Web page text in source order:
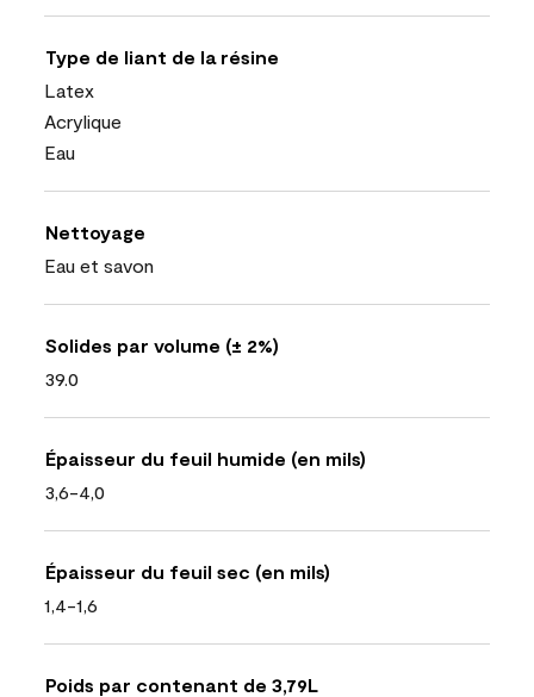
Type de liant de la résine
Latex
Acrylique
Eau
Nettoyage
Eau et savon
Solides par volume (± 2%)
39.0
Épaisseur du feuil humide (en mils)
3,6-4,0
Épaisseur du feuil sec (en mils)
1,4-1,6
Poids par contenant de 3,79L